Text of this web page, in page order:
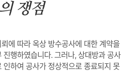
쟁점
에 따라 옥상 방수공사에 대한 계약을
진행하였습니다. 그러나, 상대방과 공사
인하여 공사가 정상적으로 종료되지 못